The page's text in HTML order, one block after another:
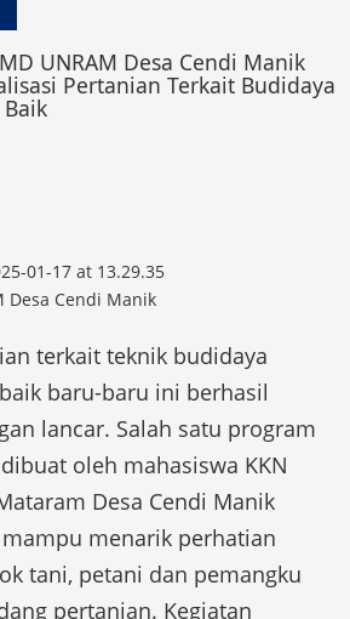
UNRAM Desa Cendi Manik
Pertanian Terkait Budidaya
Desa Cendi Manik
terkait teknik budidaya
baru-baru ini berhasil
lancar. Salah satu program
oleh mahasiswa KKN
Desa Cendi Manik
menarik perhatian
tani, petani dan pemangku
pertanian. Kegiatan